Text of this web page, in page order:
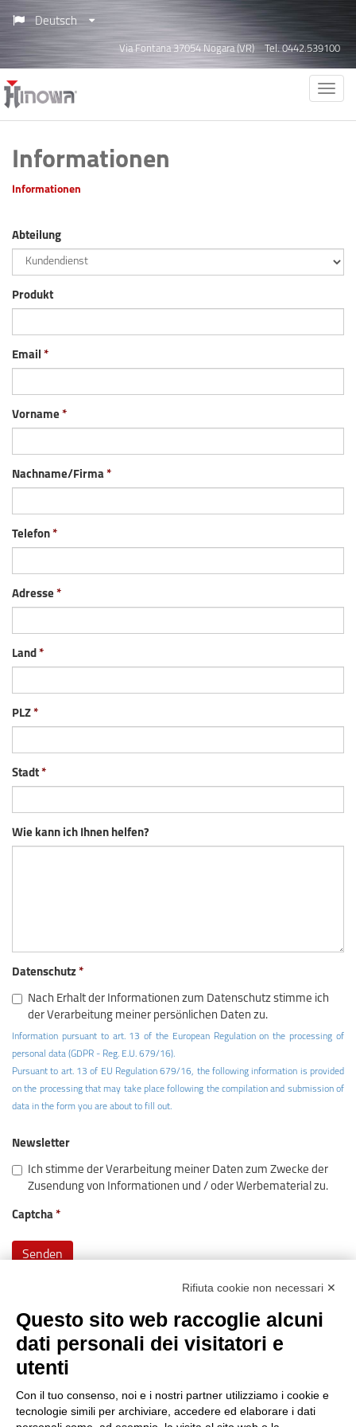
Deutsch
Via Fontana 37054 Nogara (VR) Tel. 0442.539100
Informationen
Informationen
Abteilung
Produkt
Email
Vorname
Nachname/Firma
Telefon
Adresse
Land
PLZ
Stadt
Wie kann ich Ihnen helfen?
Datenschutz
Nach Erhalt der Informationen zum Datenschutz stimme ich
der Verarbeitung meiner persönlichen Daten zu.
Information pursuant to art. 13 of the European Regulation on the processing of
personal data (GDPR - Reg. E.U. 679/16).
Pursuant to art. 13 of EU Regulation 679/16, the following information is provided
on the processing that may take place following the compilation and submission of
data in the form you are about to fill out.
Newsletter
Ich stimme der Verarbeitung meiner Daten zum Zwecke der
Zusendung von Informationen und / oder Werbematerial zu.
Captcha
Reg. Impr. C.C.I.A.A. 01996640239
R.E.A. 210602
Cod. Fisc. eP. IVA 01996640239
Capitale Sociale 1.500.000 i.v.
Rifiuta cookie non necessari ✕
Questo sito web raccoglie alcuni
dati personali dei visitatori e
utenti
Con il tuo consenso, noi e i nostri partner utilizziamo i cookie e
tecnologie simili per archiviare, accedere ed elaborare i dati